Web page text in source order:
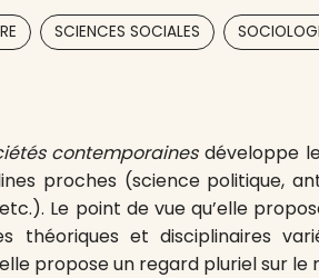
SCIENCES SOCIALES
contemporainesdéveloppe
proches (science politique,
Le point de vue qu’elle
théoriques et disciplinaires
propose un regard pluriel sur le